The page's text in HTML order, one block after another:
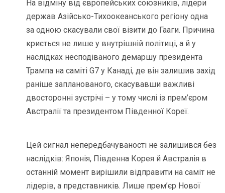
На відміну від європейських союзників, лідери
держав Азійсько-Тихоокеанського регіону одна
за одною скасували свої візити до Гааги. Причина
криється не лише у внутрішній політиці, а й у
наслідках несподіваного демаршу президента
Трампа на саміті G7 у Канаді, де він залишив захід
раніше запланованого, скасувавши важливі
двосторонні зустрічі – у тому числі із прем’єром
Австралії та президентом Південної Кореї.
Цей сигнал непередбачуваності не залишився без
наслідків: Японія, Південна Корея й Австралія в
останній момент вирішили відправити на саміт не
лідерів, а представників. Лише прем’єр Нової